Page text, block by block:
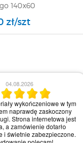
140x60
zł/szt
23.07.2026
błyskawicznie,
dotarły w
świetnie zapakowane.
intuicyjna i przyjemna w
ułatwiło mi